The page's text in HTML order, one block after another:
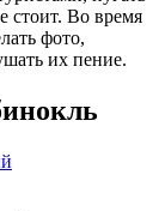
стоит. Во время
фото,
их пение.